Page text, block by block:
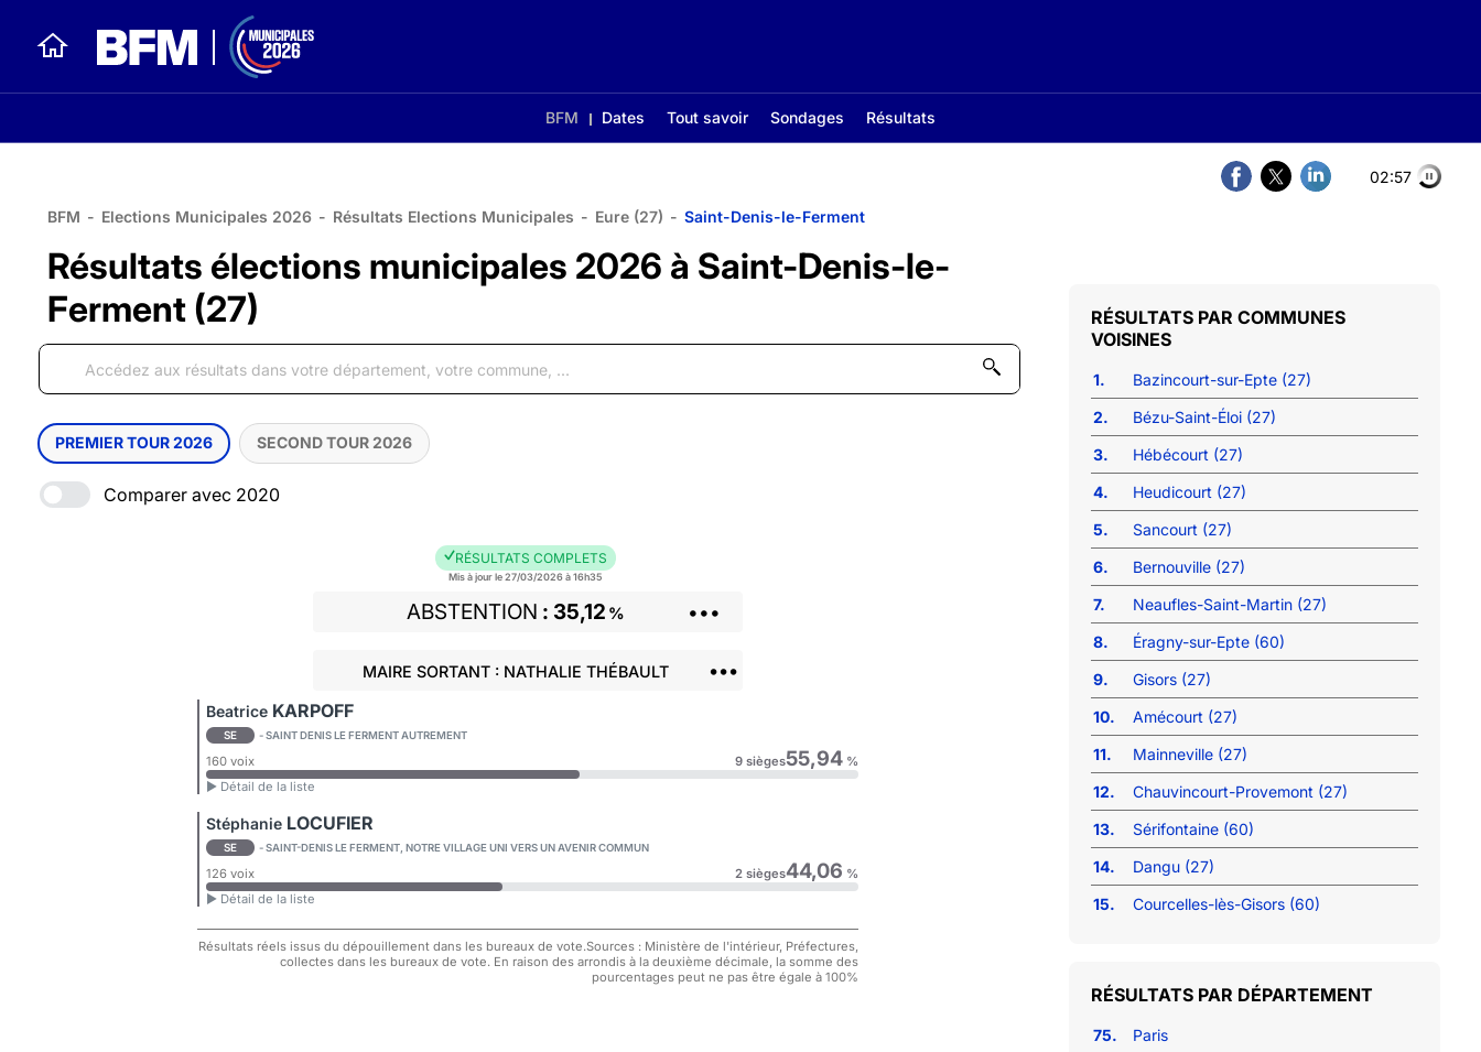
BFM Dates Tout savoir Sondages Résultats
02:56
BFM - Elections Municipales 2026 - Résultats Elections Municipales - Eure (27) - Saint-Denis-le-Ferment
Résultats élections municipales 2026 à Saint-Denis-le-
Ferment (27)
PREMIER TOUR 2026 SECOND TOUR 2026
Comparer avec 2020
RÉSULTATS COMPLETS
Mis à jour le 27/03/2026 à 16h35
ABSTENTION 35,12 % •••
MAIRE SORTANT : NATHALIE THÉBAULT •••
Beatrice KARPOFF
SE - SAINT DENIS LE FERMENT AUTREMENT
160 voix 9 sièges55,94 %
► Détail de la liste
Stéphanie LOCUFIER
SE - SAINT-DENIS LE FERMENT, NOTRE VILLAGE UNI VERS UN AVENIR COMMUN
126 voix 2 sièges44,06 %
► Détail de la liste
Résultats réels issus du dépouillement dans les bureaux de vote.Sources : Ministère de l'intérieur, Préfectures,
collectes dans les bureaux de vote. En raison des arrondis à la deuxième décimale, la somme des
pourcentages peut ne pas être égale à 100%
COMMUNES
VOISINES
1.
Bazincourt-sur-Epte (27)
2.
Bézu-Saint-Éloi (27)
3.
Hébécourt (27)
4.
Heudicourt (27)
5.
Sancourt (27)
6.
Bernouville (27)
7.
Neaufles-Saint-Martin (27)
8.
Éragny-sur-Epte (60)
9.
Gisors (27)
10.
Amécourt (27)
11.
Mainneville (27)
12.
Chauvincourt-Provemont (27)
13.
Sérifontaine (60)
14.
Dangu (27)
15.
Courcelles-lès-Gisors (60)
RÉSULTATS PAR DÉPARTEMENT
75.
Paris